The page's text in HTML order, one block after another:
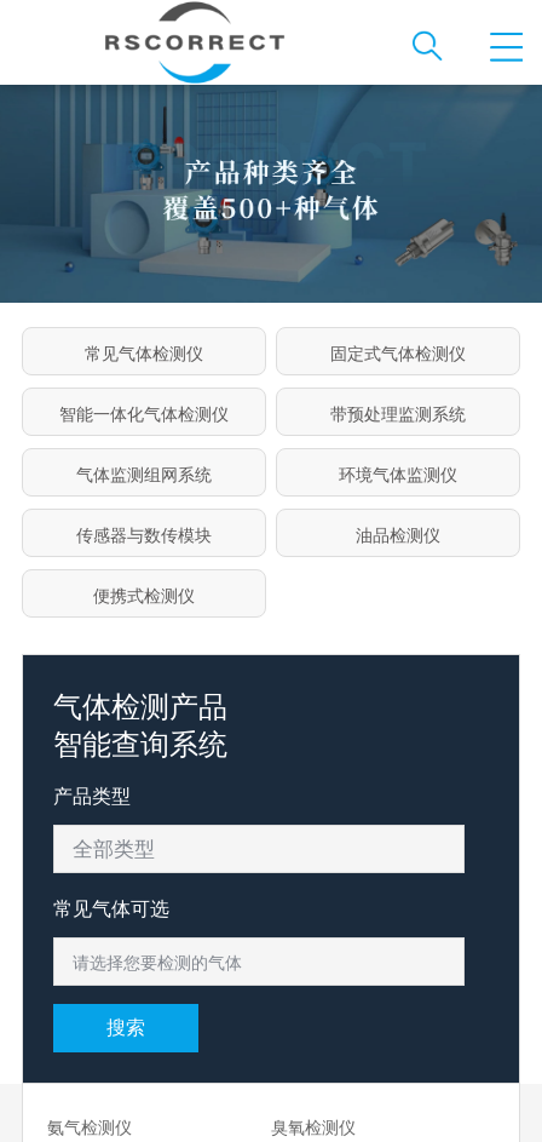
常见气体检测仪 固定式气体检测仪
智能一体化气体检测仪 带预处理监测系统
气体监测组网系统 环境气体监测仪
传感器与数传模块 油品检测仪
便携式检测仪
气体检测产品
智能查询系统
产品类型
常见气体可选
请选择您要检测的气体
搜索
氨气检测仪
臭氧检测仪